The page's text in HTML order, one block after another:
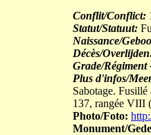
Conflit/Conflict:
Statut/Statuut:
Naissance/
Décès/
Grade/
Plus d'infos/
Sabotage.
137, rangée VIII
Photo/Foto:
Monument/